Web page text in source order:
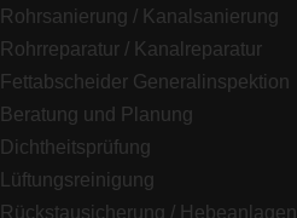
Rohrsanierung / Kanalsanierung
Rohrreparatur / Kanalreparatur
Fettabscheider Generalinspektion
Beratung und Planung
Dichtheitsprüfung
Lüftungsreinigung
Rückstausicherung / Hebeanlagen